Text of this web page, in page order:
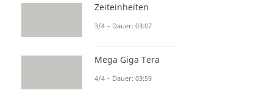
Zeiteinheiten
3/4 – Dauer: 03:07
Mega Giga Tera
4/4 – Dauer: 03:59